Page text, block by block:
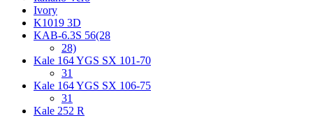
Ivory
K1019 3D
KAB-6.3S 56(28
28)
Kale 164 YGS SX 101-70
31
Kale 164 YGS SX 106-75
31
Kale 252 R